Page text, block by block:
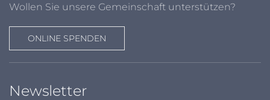
Wollen Sie unsere Gemeinschaft unterstützen?
ONLINE SPENDEN
Newsletter